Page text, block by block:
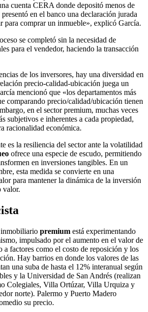
cuenta CERA donde depositó menos de
en el banco una declaración jurada
para comprar un inmueble», explicó García.
se completó sin la necesidad de
para el vendedor, haciendo la transacción
de los inversores, hay una diversidad en
precio-calidad-ubicación juega un
mencionó que «los departamentos más
comparando precio/calidad/ubicación tienen
en el sector premium, muchas veces
subjetivos e inherentes a cada propiedad,
racionalidad económica.
es la resiliencia del sector ante la volatilidad
ofrece una especie de escudo, permitiendo
en inversiones tangibles. En un
esta medida se convierte en una
para mantener la dinámica de la inversión
valor.
premium está experimentando
impulsado por el aumento en el valor de
a factores como el costo de reposición y los
Hay barrios en donde los valores de las
una suba de hasta el 12% interanual según
y la Universidad de San Andrés (realizan
Colegiales, Villa Ortúzar, Villa Urquiza y
norte). Palermo y Puerto Madero
su precio.